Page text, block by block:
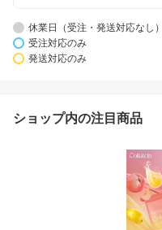
休業日（受注・発送対応なし）
受注対応のみ
発送対応のみ
ショップ内の注目商品